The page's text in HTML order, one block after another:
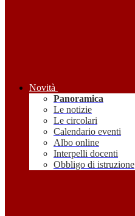
Novità
Panoramica
Le notizie
Le circolari
Calendario eventi
Albo online
Interpelli docenti
Obbligo di istruzione